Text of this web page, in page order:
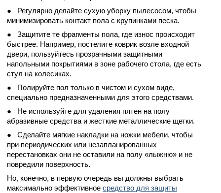
● Регулярно делайте сухую уборку пылесосом, чтобы
минимизировать контакт пола с крупинками песка.
● Защитите те фрагменты пола, где износ происходит
быстрее. Например, постелите коврик возле входной
двери, пользуйтесь прозрачными защитными
напольными покрытиями в зоне рабочего стола, где есть
стул на колесиках.
● Полируйте пол только в чистом и сухом виде,
специально предназначенными для этого средствами.
● Не используйте для удаления пятен на полу
абразивные средства и жесткие металлические щетки.
● Сделайте мягкие накладки на ножки мебели, чтобы
при периодических или незапланированных
перестановках они не оставили на полу «лыжню» и не
повредили поверхность.
Но, конечно, в первую очередь вы должны выбрать
максимально эффективное средство для защиты